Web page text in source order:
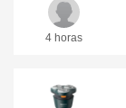
4 horas